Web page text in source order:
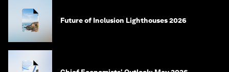
Future of Inclusion Lighthouses 2026